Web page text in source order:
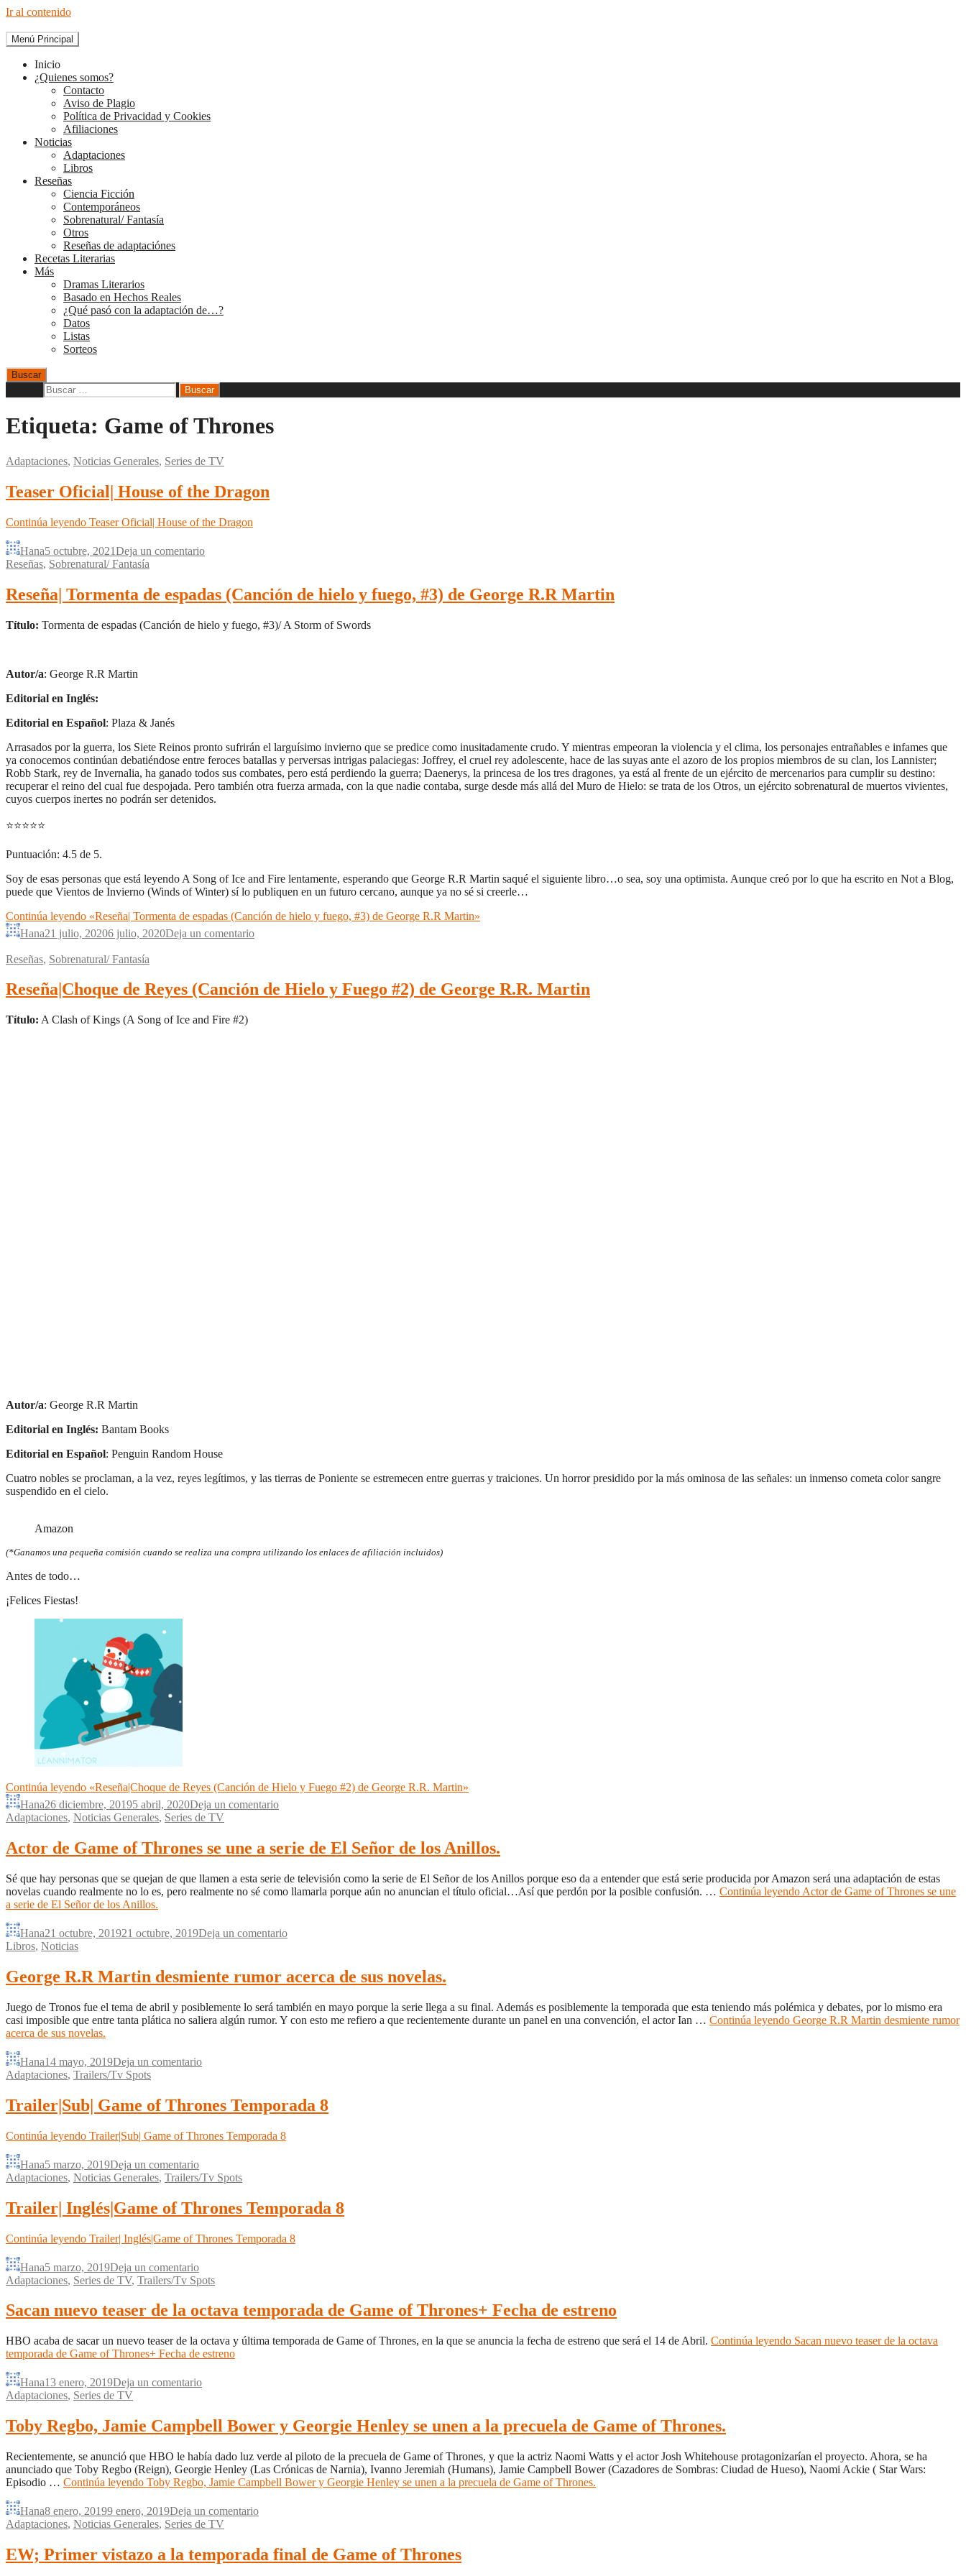
Ir al contenido
The Diary of Books
Menú Principal
Inicio
¿Quienes somos?
Contacto
Aviso de Plagio
Política de Privacidad y Cookies
Afiliaciones
Noticias
Adaptaciones
Libros
Reseñas
Ciencia Ficción
Contemporáneos
Sobrenatural/ Fantasía
Otros
Reseñas de adaptaciónes
Recetas Literarias
Más
Dramas Literarios
Basado en Hechos Reales
¿Qué pasó con la adaptación de…?
Datos
Listas
Sorteos
Buscar
Etiqueta: Game of Thrones
Adaptaciones, Noticias Generales, Series de TV
Teaser Oficial| House of the Dragon
Continúa leyendo Teaser Oficial| House of the Dragon
Hana5 octubre, 2021Deja un comentario
Reseñas, Sobrenatural/ Fantasía
Reseña| Tormenta de espadas (Canción de hielo y fuego, #3) de George R.R Martin
Título: Tormenta de espadas (Canción de hielo y fuego, #3)/ A Storm of Swords
Autor/a: George R.R Martin
Editorial en Inglés:
Editorial en Español: Plaza & Janés
Arrasados por la guerra, los Siete Reinos pronto sufrirán el larguísimo invierno que se predice como inusitadamente crudo. Y mientras empeoran la violencia y el clima, los personajes entrañables e infames que
ya conocemos continúan debatiéndose entre feroces batallas y perversas intrigas palaciegas: Joffrey, el cruel rey adolescente, hace de las suyas ante el azoro de los propios miembros de su clan, los Lannister;
Robb Stark, rey de Invernalia, ha ganado todos sus combates, pero está perdiendo la guerra; Daenerys, la princesa de los tres dragones, ya está al frente de un ejército de mercenarios para cumplir su destino:
recuperar el reino del cual fue despojada. Pero también otra fuerza armada, con la que nadie contaba, surge desde más allá del Muro de Hielo: se trata de los Otros, un ejército sobrenatural de muertos vivientes,
cuyos cuerpos inertes no podrán ser detenidos.
⭐⭐⭐⭐⭐
Puntuación: 4.5 de 5.
Soy de esas personas que está leyendo A Song of Ice and Fire lentamente, esperando que George R.R Martin saqué el siguiente libro…o sea, soy una optimista. Aunque creó por lo que ha escrito en Not a Blog,
puede que Vientos de Invierno (Winds of Winter) sí lo publiquen en un futuro cercano, aunque ya no sé si creerle…
Continúa leyendo «Reseña| Tormenta de espadas (Canción de hielo y fuego, #3) de George R.R Martin»
Hana21 julio, 20206 julio, 2020Deja un comentario
Reseñas, Sobrenatural/ Fantasía
Reseña|Choque de Reyes (Canción de Hielo y Fuego #2) de George R.R. Martin
Título: A Clash of Kings (A Song of Ice and Fire #2)
Autor/a: George R.R Martin
Editorial en Inglés: Bantam Books
Editorial en Español: Penguin Random House
Cuatro nobles se proclaman, a la vez, reyes legítimos, y las tierras de Poniente se estremecen entre guerras y traiciones. Un horror presidido por la más ominosa de las señales: un inmenso cometa color sangre
suspendido en el cielo.
Amazon
(*Ganamos una pequeña comisión cuando se realiza una compra utilizando los enlaces de afiliación incluidos)
Antes de todo…
¡Felices Fiestas!
Continúa leyendo «Reseña|Choque de Reyes (Canción de Hielo y Fuego #2) de George R.R. Martin»
Hana26 diciembre, 20195 abril, 2020Deja un comentario
Adaptaciones, Noticias Generales, Series de TV
Actor de Game of Thrones se une a serie de El Señor de los Anillos.
Sé que hay personas que se quejan de que llamen a esta serie de televisión como la serie de El Señor de los Anillos porque eso da a entender que está serie producida por Amazon será una adaptación de estas
novelas cuando realmente no lo es, pero realmente no sé como llamarla porque aún no anuncian el título oficial…Así que perdón por la posible confusión. … Continúa leyendo Actor de Game of Thrones se une
a serie de El Señor de los Anillos.
Hana21 octubre, 201921 octubre, 2019Deja un comentario
Libros, Noticias
George R.R Martin desmiente rumor acerca de sus novelas.
Juego de Tronos fue el tema de abril y posiblemente lo será también en mayo porque la serie llega a su final. Además es posiblemente la temporada que esta teniendo más polémica y debates, por lo mismo era
casi imposible que entre tanta plática no saliera algún rumor. Y con esto me refiero a que recientemente durante un panel en una convención, el actor Ian … Continúa leyendo George R.R Martin desmiente rumor
acerca de sus novelas.
Hana14 mayo, 2019Deja un comentario
Adaptaciones, Trailers/Tv Spots
Trailer|Sub| Game of Thrones Temporada 8
Continúa leyendo Trailer|Sub| Game of Thrones Temporada 8
Hana5 marzo, 2019Deja un comentario
Adaptaciones, Noticias Generales, Trailers/Tv Spots
Trailer| Inglés|Game of Thrones Temporada 8
Continúa leyendo Trailer| Inglés|Game of Thrones Temporada 8
Hana5 marzo, 2019Deja un comentario
Adaptaciones, Series de TV, Trailers/Tv Spots
Sacan nuevo teaser de la octava temporada de Game of Thrones+ Fecha de estreno
HBO acaba de sacar un nuevo teaser de la octava y última temporada de Game of Thrones, en la que se anuncia la fecha de estreno que será el 14 de Abril. Continúa leyendo Sacan nuevo teaser de la octava
temporada de Game of Thrones+ Fecha de estreno
Hana13 enero, 2019Deja un comentario
Adaptaciones, Series de TV
Toby Regbo, Jamie Campbell Bower y Georgie Henley se unen a la precuela de Game of Thrones.
Recientemente, se anunció que HBO le había dado luz verde al piloto de la precuela de Game of Thrones, y que la actriz Naomi Watts y el actor Josh Whitehouse protagonizarían el proyecto. Ahora, se ha
anunciado que Toby Regbo (Reign), Georgie Henley (Las Crónicas de Narnia), Ivanno Jeremiah (Humans), Jamie Campbell Bower (Cazadores de Sombras: Ciudad de Hueso), Naomi Ackie ( Star Wars:
Episodio … Continúa leyendo Toby Regbo, Jamie Campbell Bower y Georgie Henley se unen a la precuela de Game of Thrones.
Hana8 enero, 20199 enero, 2019Deja un comentario
Adaptaciones, Noticias Generales, Series de TV
EW; Primer vistazo a la temporada final de Game of Thrones